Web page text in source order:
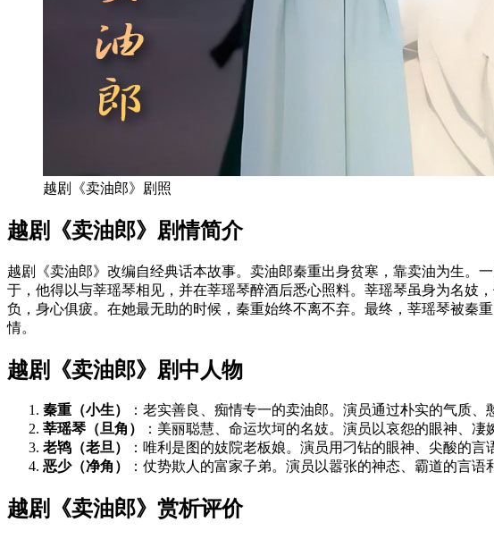
越剧《卖油郎》剧照
越剧《卖油郎》剧情简介
越剧《卖油郎》改编自经典话本故事。卖油郎秦重出身贫寒，靠卖油为生。
于，他得以与莘瑶琴相见，并在莘瑶琴醉酒后悉心照料。莘瑶琴虽身为名妓
负，身心俱疲。在她最无助的时候，秦重始终不离不弃。最终，莘瑶琴被秦
情。
越剧《卖油郎》剧中人物
秦重（小生）
：老实善良、痴情专一的卖油郎。演员通过朴实的气质
莘瑶琴（旦角）
：美丽聪慧、命运坎坷的名妓。演员以哀怨的眼神、
老鸨（老旦）
：唯利是图的妓院老板娘。演员用刁钻的眼神、尖酸的言
恶少（净角）
：仗势欺人的富家子弟。演员以嚣张的神态、霸道的言
越剧《卖油郎》赏析评价